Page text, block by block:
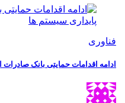
فناوری
ادامه اقدامات حمایتی بانک